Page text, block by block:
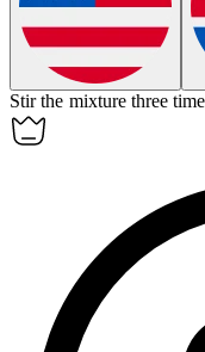
Stir the mixture three